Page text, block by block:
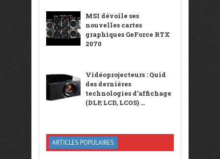
MSI dévoile ses
nouvelles cartes
graphiques GeForce RTX
2070
Vidéoprojecteurs : Quid
des dernières
technologies d’affichage
(DLP, LCD, LCOS) ...
ARTICLES POPULAIRES